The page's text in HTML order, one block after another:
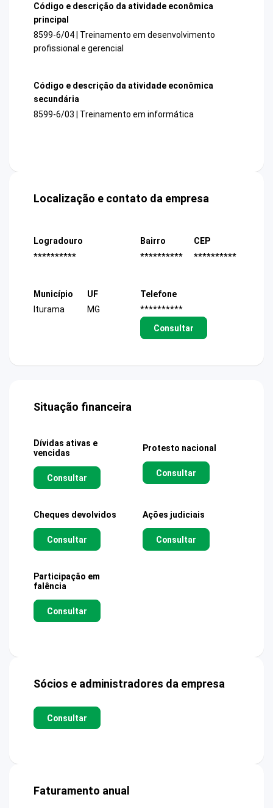
Código e descrição da atividade econômica
principal
8599-6/04 | Treinamento em desenvolvimento
profissional e gerencial
Código e descrição da atividade econômica
secundária
8599-6/03 | Treinamento em informática
Localização e contato da empresa
Logradouro
**********
Bairro
**********
CEP
**********
Município
Iturama
UF
MG
Telefone
**********
Consultar
Situação financeira
Dívidas ativas e
vencidas
Consultar
Protesto nacional
Consultar
Cheques devolvidos
Consultar
Ações judiciais
Consultar
Participação em
falência
Consultar
Sócios e administradores da empresa
Consultar
Faturamento anual